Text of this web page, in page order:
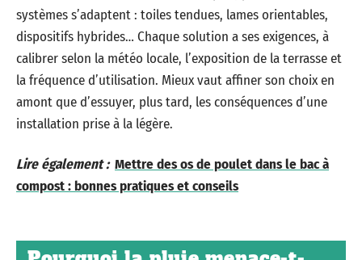
systèmes s’adaptent : toiles tendues, lames orientables,
dispositifs hybrides… Chaque solution a ses exigences, à
calibrer selon la météo locale, l’exposition de la terrasse et
la fréquence d’utilisation. Mieux vaut affiner son choix en
amont que d’essuyer, plus tard, les conséquences d’une
installation prise à la légère.
Lire également : Mettre des os de poulet dans le bac à
compost : bonnes pratiques et conseils